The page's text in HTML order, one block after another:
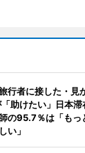
行者に接した・見
助けたい」日本滞
の95.7％は「もっ
い」